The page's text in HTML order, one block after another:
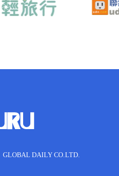
GLOBAL DAILY CO.LTD.